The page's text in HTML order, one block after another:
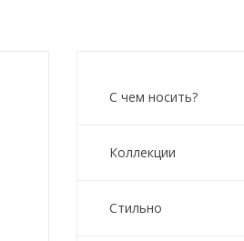
С чем носить?
Коллекции
Стильно